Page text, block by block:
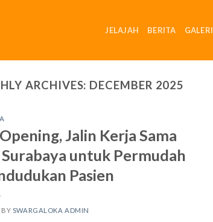
JELAJAH BERITA GALERI
ARCHIVES: DECEMBER 2025
Jalin Kerja Sama
untuk Permudah
Pasien
BY SWARGALOKA ADMIN